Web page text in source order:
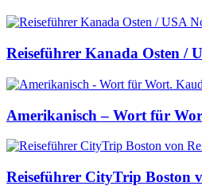
Reiseführer Kanada Osten /
Amerikanisch – Wort für
Reiseführer CityTrip Boston